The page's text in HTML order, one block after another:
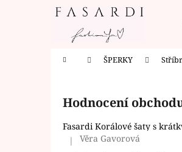
Domů ŠPERKY
Hodnocení
Fasardi Korálové šaty s
Hodnocení produktu je 5 z 5
|
Věra Gavorová